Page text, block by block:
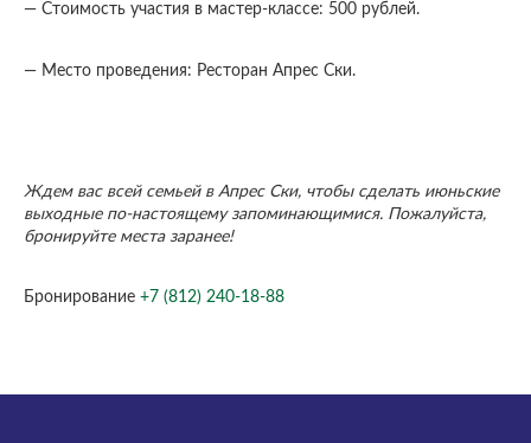
— Стоимость участия в мастер-классе: 500 рублей.
— Место проведения: Ресторан Апрес Ски.
Ждем вас всей семьей в Апрес Ски, чтобы сделать июньские
выходные по-настоящему запоминающимися. Пожалуйста,
бронируйте места заранее!
Бронирование +7 (812) 240-18-88